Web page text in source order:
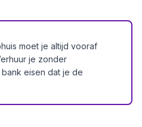
moet je altijd vooraf
je zonder
eisen dat je de